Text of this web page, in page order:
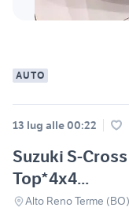
AUTO
13 lug alle 00:22
Suzuki S-
Top*4x4...
Alto Reno Terme (BO)